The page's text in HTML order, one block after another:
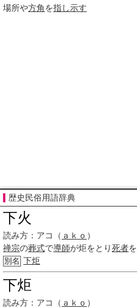
場所や方角を指し示す
歴史民俗用語辞典
下火
読み方： アコ（ ａｋｏ ）
禅宗の葬式で導師が炬をとり死者を
別名 下炬
下炬
読み方： アコ（ ａｋｏ ）